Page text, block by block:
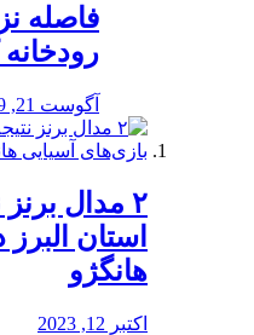
️فاصله
آگوست 21, 2019
استان
هانگژو
اکتبر 12, 2023